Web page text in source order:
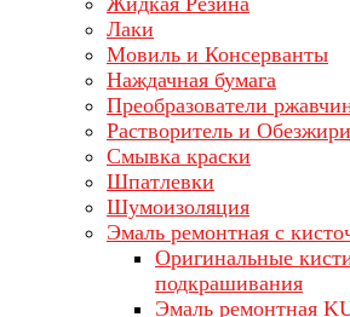
Лаки
Мовиль и Консерванты
Наждачная бумага
Преобразователи
Растворитель и
Смывка краски
Шпатлевки
Шумоизоляция
Эмаль ремонтная с
Оригинальные
подкрашивания
Эмаль ремонтная